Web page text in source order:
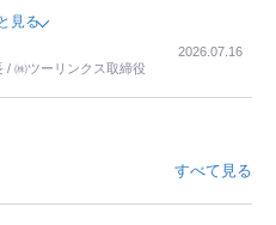
理由で、その施設を選択したので
ででした。シニアの住まい選び
家族の足の便も考えない外池ない
見る
/ ㈱ツーリンクス取締役
2026.07.16
すべて見る